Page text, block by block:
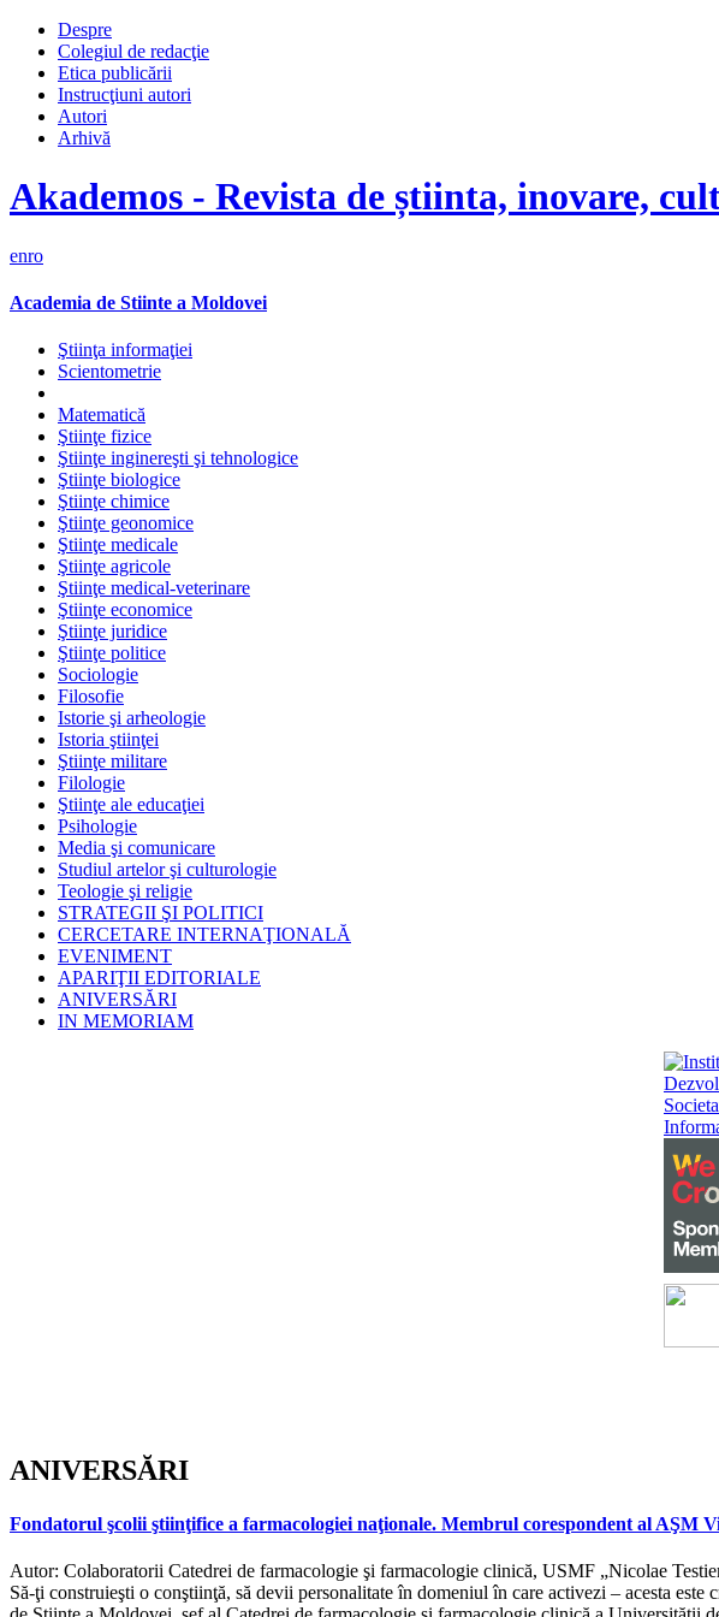
Despre
Colegiul de redacţie
Etica publicării
Instrucţiuni autori
Autori
Arhivă
Akademos - Revista de știinta, inovare,
enro
Academia de Stiinte a Moldovei
Ştiinţa informaţiei
Scientometrie
Matematică
Ştiinţe fizice
Ştiinţe inginereşti şi tehnologice
Ştiinţe biologice
Ştiinţe chimice
Ştiinţe geonomice
Ştiinţe medicale
Ştiinţe agricole
Ştiinţe medical-veterinare
Ştiinţe economice
Ştiinţe juridice
Ştiinţe politice
Sociologie
Filosofie
Istorie şi arheologie
Istoria ştiinţei
Ştiinţe militare
Filologie
Ştiinţe ale educaţiei
Psihologie
Media şi comunicare
Studiul artelor şi culturologie
Teologie şi religie
STRATEGII ŞI POLITICI
CERCETARE INTERNAŢIONALĂ
EVENIMENT
APARIŢII EDITORIALE
ANIVERSĂRI
IN MEMORIAM
ANIVERSĂRI
Fondatorul şcolii ştiinţifice a farmacologiei naţionale. Membrul corespondent al AŞM
Autor: Colaboratorii Catedrei de farmacologie şi farmacologie clinică, USMF „Nicolae
Să-ţi construieşti o conştiinţă, să devii personalitate în domeniul în care activezi – acesta